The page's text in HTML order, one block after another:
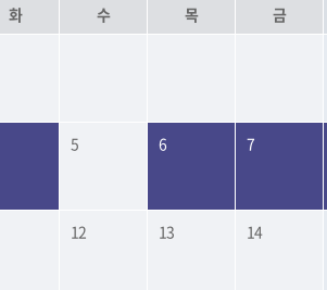
화 수 목 금
5 6 7
12 13 14